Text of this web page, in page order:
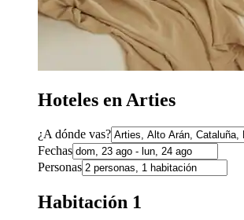
Hoteles en Arties
¿A dónde vas?
Fechas
Personas
Habitación 1